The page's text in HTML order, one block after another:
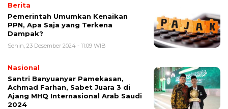
Berita
Pemerintah Umumkan Kenaikan
PPN, Apa Saja yang Terkena
Dampak?
Senin, 23 Desember 2024 - 11:09 WIB
Nasional
Santri Banyuanyar Pamekasan,
Achmad Farhan, Sabet Juara 3 di
Ajang MHQ Internasional Arab Saudi
2024